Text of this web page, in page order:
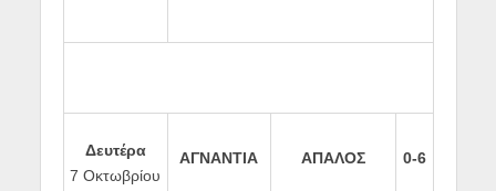
Δευτέρα
7 Οκτωβρίου
ΑΓΝΑΝΤΙΑ ΑΠΑΛΟΣ 0-6